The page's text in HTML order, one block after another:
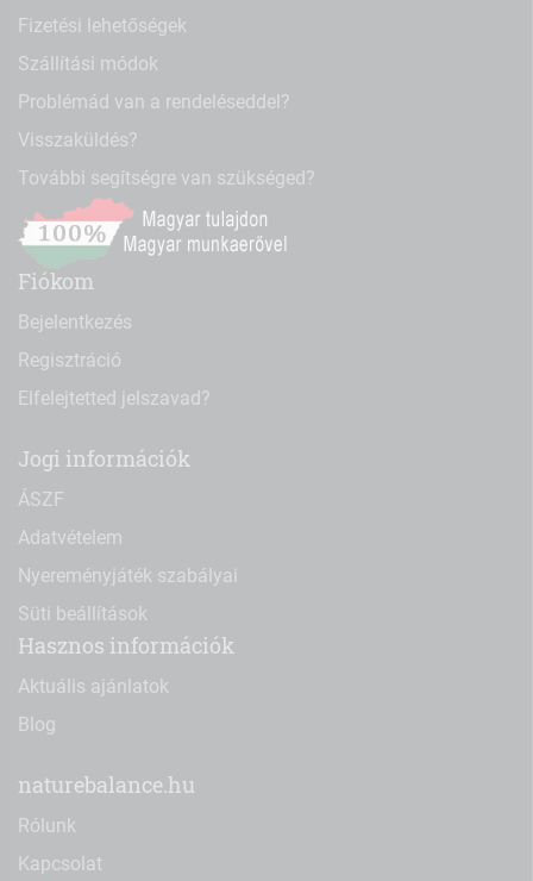
Fizetési lehetőségek
Szállítási módok
Problémád van a rendeléseddel?
Visszaküldés?
További segítségre van szükséged?
Fiókom
Bejelentkezés
Regisztráció
Elfelejtetted jelszavad?
Jogi információk
ÁSZF
Adatvételem
Nyereményjáték szabályai
Süti beállítások
Hasznos információk
Aktuális ajánlatok
Blog
naturebalance.hu
Rólunk
Kapcsolat